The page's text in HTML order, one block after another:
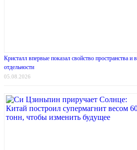
Кристалл впервые показал свойство пространства и
отдельности
05.08.2026